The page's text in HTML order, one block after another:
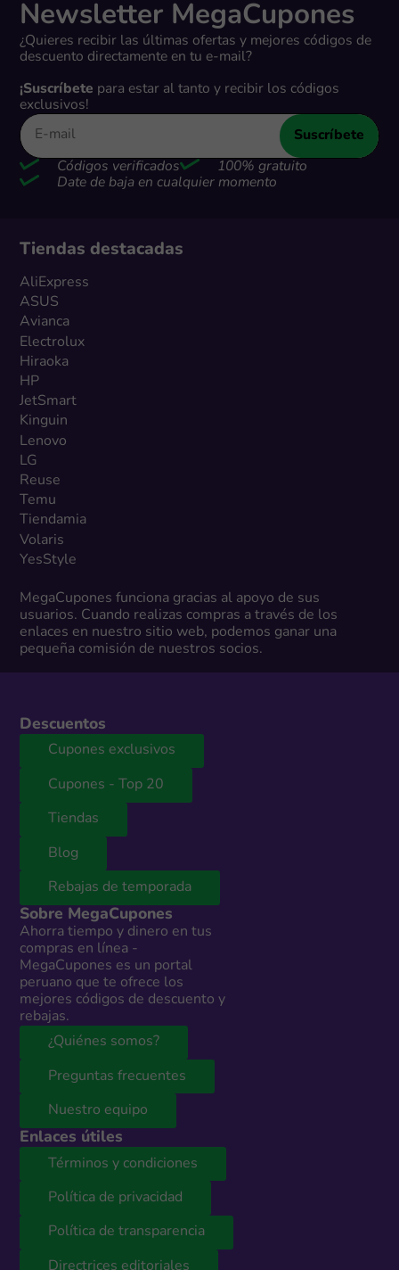
Newsletter MegaCupones
¿Quieres recibir las últimas ofertas y mejores códigos de
descuento directamente en tu e-mail?
¡Suscríbete para estar al tanto y recibir los códigos
exclusivos!
Suscríbete
Códigos verificados
100% gratuito
Date de baja en cualquier momento
Tiendas destacadas
AliExpress
ASUS
Avianca
Electrolux
Hiraoka
HP
JetSmart
Kinguin
Lenovo
LG
Reuse
Temu
Tiendamia
Volaris
YesStyle
MegaCupones funciona gracias al apoyo de sus
usuarios. Cuando realizas compras a través de los
enlaces en nuestro sitio web, podemos ganar una
pequeña comisión de nuestros socios.
Descuentos
Cupones exclusivos
Cupones - Top 20
Tiendas
Blog
Rebajas de temporada
Sobre MegaCupones
Ahorra tiempo y dinero en tus
compras en línea -
MegaCupones es un portal
peruano que te ofrece los
mejores códigos de descuento y
rebajas.
¿Quiénes somos?
Preguntas frecuentes
Nuestro equipo
Enlaces útiles
Términos y condiciones
Política de privacidad
Política de transparencia
Directrices editoriales